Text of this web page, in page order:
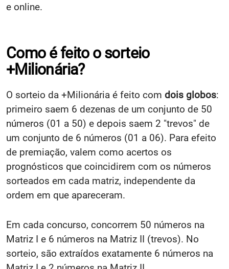
e online.
Como é feito o sorteio
+Milionária?
O sorteio da +Milionária é feito com dois globos:
primeiro saem 6 dezenas de um conjunto de 50
números (01 a 50) e depois saem 2 "trevos" de
um conjunto de 6 números (01 a 06). Para efeito
de premiação, valem como acertos os
prognósticos que coincidirem com os números
sorteados em cada matriz, independente da
ordem em que apareceram.
Em cada concurso, concorrem 50 números na
Matriz I e 6 números na Matriz II (trevos). No
sorteio, são extraídos exatamente 6 números na